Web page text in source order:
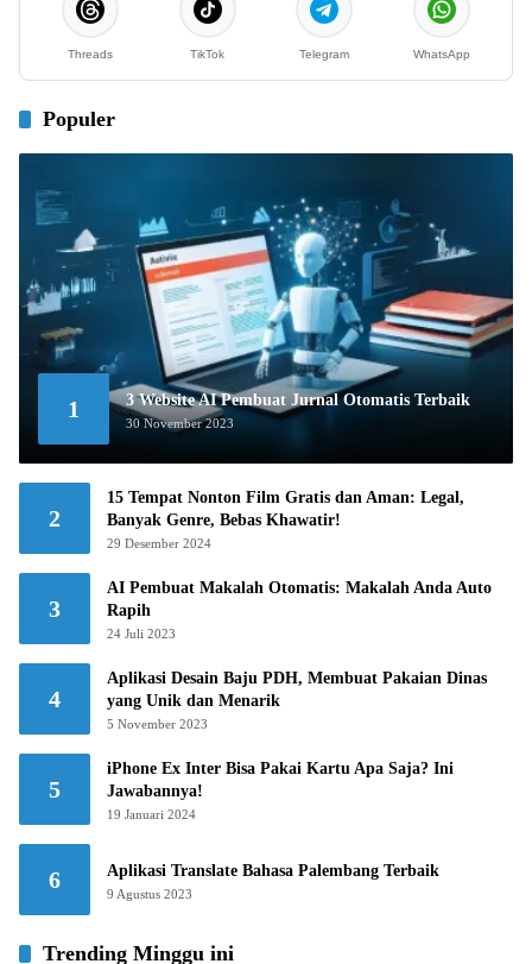
Threads TikTok Telegram WhatsApp
Populer
1 3 Website AI Pembuat Jurnal Otomatis Terbaik
30 November 2023
2
15 Tempat Nonton Film Gratis dan Aman: Legal,
Banyak Genre, Bebas Khawatir!
29 Desember 2024
3
AI Pembuat Makalah Otomatis: Makalah Anda Auto
Rapih
24 Juli 2023
4
Aplikasi Desain Baju PDH, Membuat Pakaian Dinas
yang Unik dan Menarik
5 November 2023
5
iPhone Ex Inter Bisa Pakai Kartu Apa Saja? Ini
Jawabannya!
19 Januari 2024
6 Aplikasi Translate Bahasa Palembang Terbaik
9 Agustus 2023
Trending Minggu ini